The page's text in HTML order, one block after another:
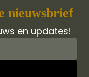
nieuwsbrief
en updates!